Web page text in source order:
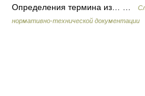
Определения термина из… …
нормативно-технической документации